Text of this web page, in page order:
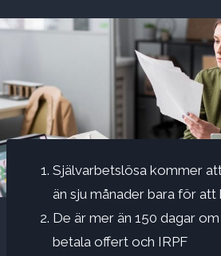
Självarbetslösa kommer
än sju månader bara för
De är mer än 150 dagar
betala offert och IRPF